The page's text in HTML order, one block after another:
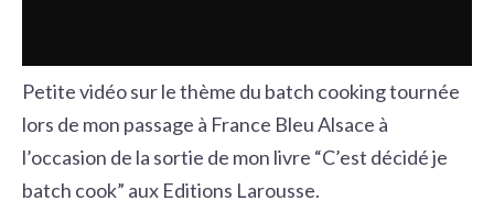
Petite vidéo sur le thème du batch cooking tournée
lors de mon passage à France Bleu Alsace à
l’occasion de la sortie de mon livre “C’est décidé je
batch cook” aux Editions Larousse.